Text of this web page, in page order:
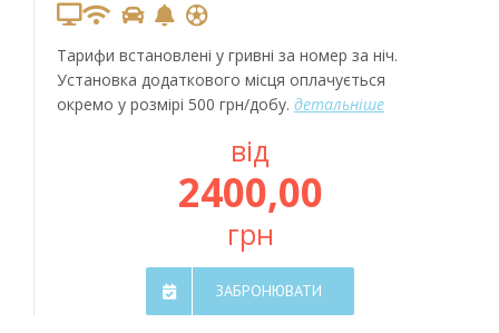
Тарифи встановлені у гривні за номер за ніч.
Установка додаткового місця оплачується
окремо у розмірі 500 грн/добу. детальніше
від
2400,00
грн
ЗАБРОНЮВАТИ